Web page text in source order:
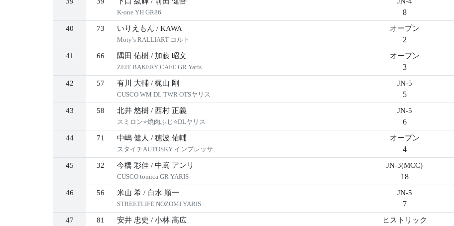
K-one YH GR86 8
40 73 いりえもん / KAWA
Moty’s RALLIART コルト
オープン
2
41 66 隅田 佑樹 / 加藤 昭文
ZEIT BAKERY CAFE GR Yaris
オープン
3
42 57 有川 大輔 / 梶山 剛
CUSCO WM DL TWR OTSヤリス
JN-5
5
43 58 北井 悠樹 / 西村 正義
スミロン⭐焼肉ふじ⭐DLヤリス
JN-5
6
44 71 中嶋 健人 / 穂波 佑輔
スタイチAUTOSKY インプレッサ
オープン
4
45 32 今橋 彩佳 / 中嶌 アンリ
CUSCO tomica GR YARIS
JN-3(MCC)
18
46 56 米山 希 / 白水 順一
STREETLIFE NOZOMI YARIS
JN-5
7
47 81 安井 忠史 / 小林 高広 ヒストリック